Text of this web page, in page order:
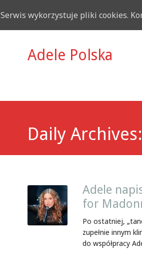
Adele Polska
Daily Archives:
Adele
for
Po ostatniej,
zupełnie innym
do współpracy
Serwis wykorzystuje pliki cookies.